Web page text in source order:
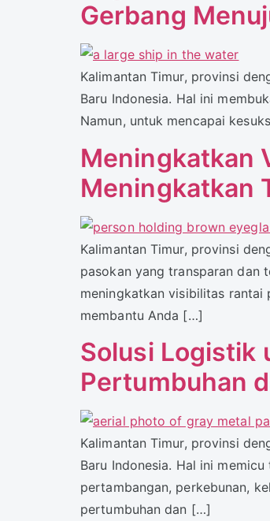
Gerbang
Kalimantan Timur, provinsi
Baru Indonesia. Hal ini
Namun, untuk mencapai
Meningkatkan
Meningkatkan
Kalimantan Timur, provinsi
pasokan yang transparan dan
meningkatkan visibilitas rantai
membantu Anda […]
Solusi Logistik
Pertumbuhan
Kalimantan Timur, provinsi
Baru Indonesia. Hal ini
pertambangan, perkebunan,
pertumbuhan dan […]